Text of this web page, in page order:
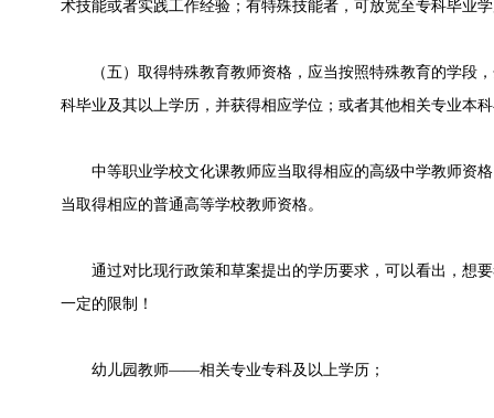
术技能或者实践工作经验；有特殊技能者，可放宽至专科毕业
（五）取得特殊教育教师资格，应当按照特殊教育的学段，
科毕业及其以上学历，并获得相应学位；或者其他相关专业本
中等职业学校文化课教师应当取得相应的高级中学教师资格
当取得相应的普通高等学校教师资格。
通过对比现行政策和草案提出的学历要求，可以看出，想要
一定的限制！
幼儿园教师——相关专业专科及以上学历；